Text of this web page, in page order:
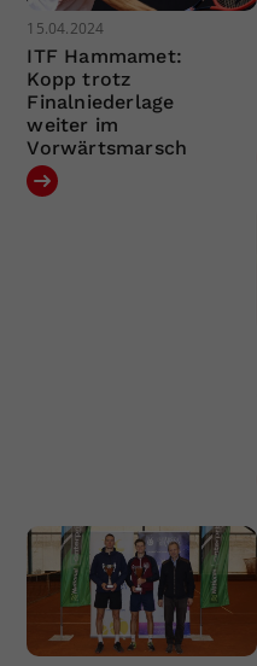
15.04.2024
ITF Hammamet:
Kopp trotz
Finalniederlage
weiter im
Vorwärtsmarsch